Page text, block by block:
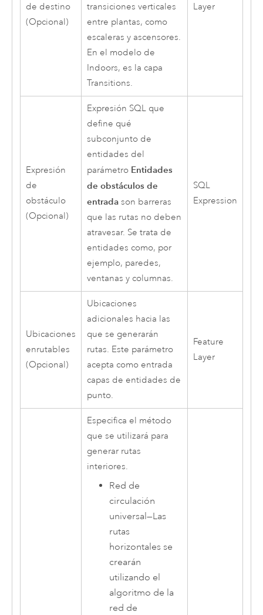
de destino
(Opcional)
transiciones verticales
entre plantas, como
escaleras y ascensores.
En el modelo de
Indoors, es la capa
Transitions.
Layer
Expresión
de
obstáculo
(Opcional)
Expresión SQL que
define qué
subconjunto de
entidades del
parámetro Entidades
de obstáculos de
entradason barreras
que las rutas no deben
atravesar. Se trata de
entidades como, por
ejemplo, paredes,
ventanas y columnas.
SQL
Expression
Ubicaciones
enrutables
(Opcional)
Ubicaciones
adicionales hacia las
que se generarán
rutas. Este parámetro
acepta como entrada
capas de entidades de
punto.
Feature
Layer
Especifica el método
que se utilizará para
generar rutas
interiores.
Red de
circulación
universal—Las
rutas
horizontales se
crearán
utilizando el
algoritmo de la
red de